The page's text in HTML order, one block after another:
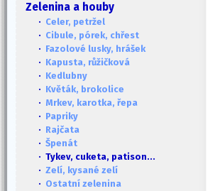
Zelenina a houby
· Celer, petržel
· Cibule, pórek, chřest
· Fazolové lusky, hrášek
· Kapusta, růžičková
· Kedlubny
· Květák, brokolice
· Mrkev, karotka, řepa
· Papriky
· Rajčata
· Špenát
· Tykev, cuketa, patison...
· Zelí, kysané zelí
· Ostatní zelenina